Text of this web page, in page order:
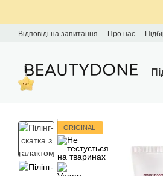
Відповіді на запитання Про нас
ORIGINAL